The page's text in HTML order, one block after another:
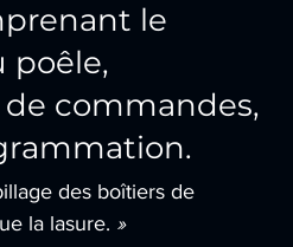
le
poêle,
commandes,
des boîtiers de
la lasure. »